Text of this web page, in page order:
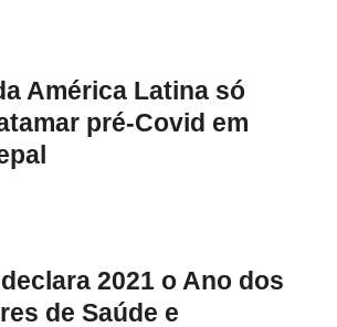
América Latina só
pré-Covid em
2021 o Ano dos
de Saúde e